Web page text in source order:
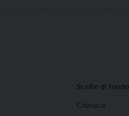
Scelte di fondo
Cronaca